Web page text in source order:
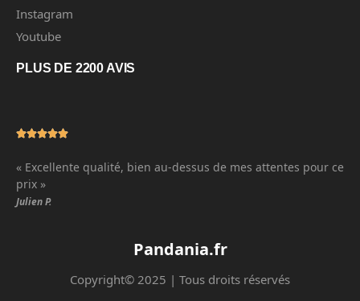
Instagram
Youtube
PLUS DE 2200 AVIS
« Excellente qualité, bien au-dessus de mes attentes pour ce
prix »
Julien P.
Pandania.fr
Copyright© 2025 | Tous droits réservés